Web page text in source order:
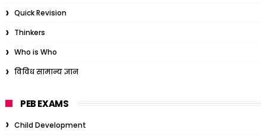
Quick Revision
Thinkers
Who is Who
विविध सामान्य ज्ञान
PEB EXAMS
Child Development